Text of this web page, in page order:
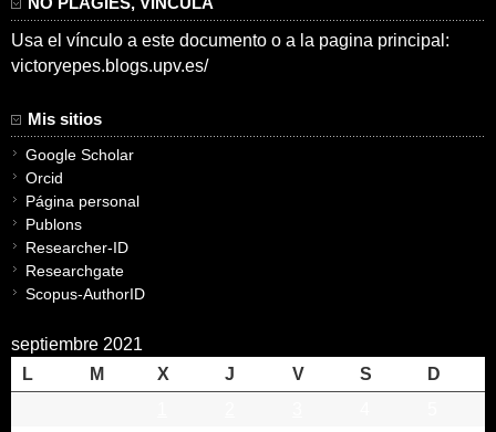
Usa el vínculo a este documento o a la pagina principal:
victoryepes.blogs.upv.es/
Mis sitios
Google Scholar
Orcid
Página personal
Publons
Researcher-ID
Researchgate
Scopus-AuthorID
septiembre 2021
L
M X J V S
D